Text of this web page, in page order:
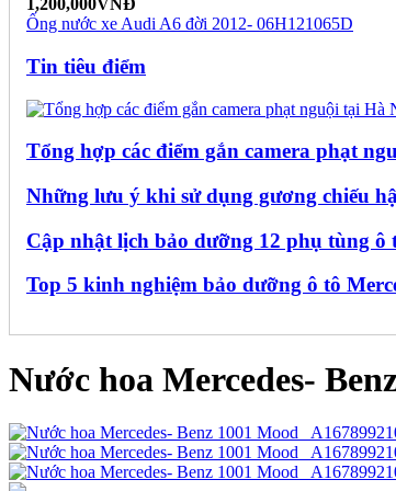
1,200,000VNĐ
Ống nước xe Audi A6 đời 2012- 06H121065D
Tin tiêu điểm
Tổng hợp các điểm gắn camera phạt
Những lưu ý khi sử dụng gương chiếu
Cập nhật lịch bảo dưỡng 12 phụ tùng ô
Top 5 kinh nghiệm bảo dưỡng ô tô
Nước hoa Mercedes-